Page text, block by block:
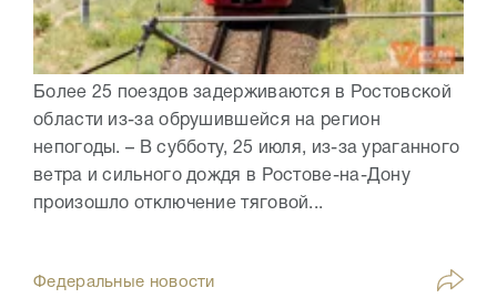
Более 25 поездов задерживаются в Ростовской
области из-за обрушившейся на регион
непогоды. – В субботу, 25 июля, из-за ураганного
ветра и сильного дождя в Ростове-на-Дону
произошло отключение тяговой...
Федеральные новости